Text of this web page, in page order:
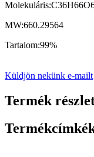
Molekuláris:
MW:660.29564
Tartalom:99%
Küldjön nekünk e-mailt
Termék